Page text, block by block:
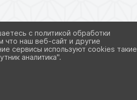
с политикой обработки
что наш веб-сайт и другие
сервисы используют cookies такие
аналитика".